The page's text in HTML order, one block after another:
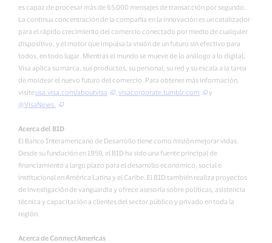
es capaz de procesar más de 65.000 mensajes de transacción por segundo.
La continua concentración de la compañía en la innovación es un catalizador
para el rápido crecimiento del comercio conectado por medio de cualquier
dispositivo, y el motor que impulsa la visión de un futuro sin efectivo para
todos, en todo lugar. Mientras el mundo se mueve de lo análogo a lo digital,
Visa aplica su marca, sus productos, su personal, su red y su escala a la tarea
de moldear el nuevo futuro del comercio. Para obtener más información,
visiteusa.visa.com/aboutvisa visacorporate.tumblr.com
y
@VisaNews.
Acerca del BID
El Banco Interamericano de Desarrollo tiene como misión mejorar vidas.
Desde su fundación en 1959, el BID ha sido una fuente principal de
financiamiento a largo plazo para el desarrollo económico, social e
institucional en América Latina y el Caribe. El BID también realiza proyectos
de investigación de vanguardia y ofrece asesoría sobre políticas, asistencia
técnica y capacitación a clientes del sector público y privado en toda la
región.
Acerca de ConnectAmericas